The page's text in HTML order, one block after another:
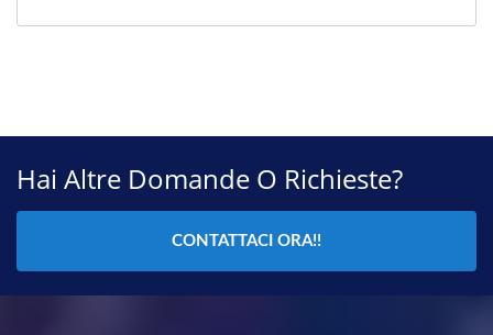
Hai Altre Domande O Richieste?
CONTATTACI ORA!!